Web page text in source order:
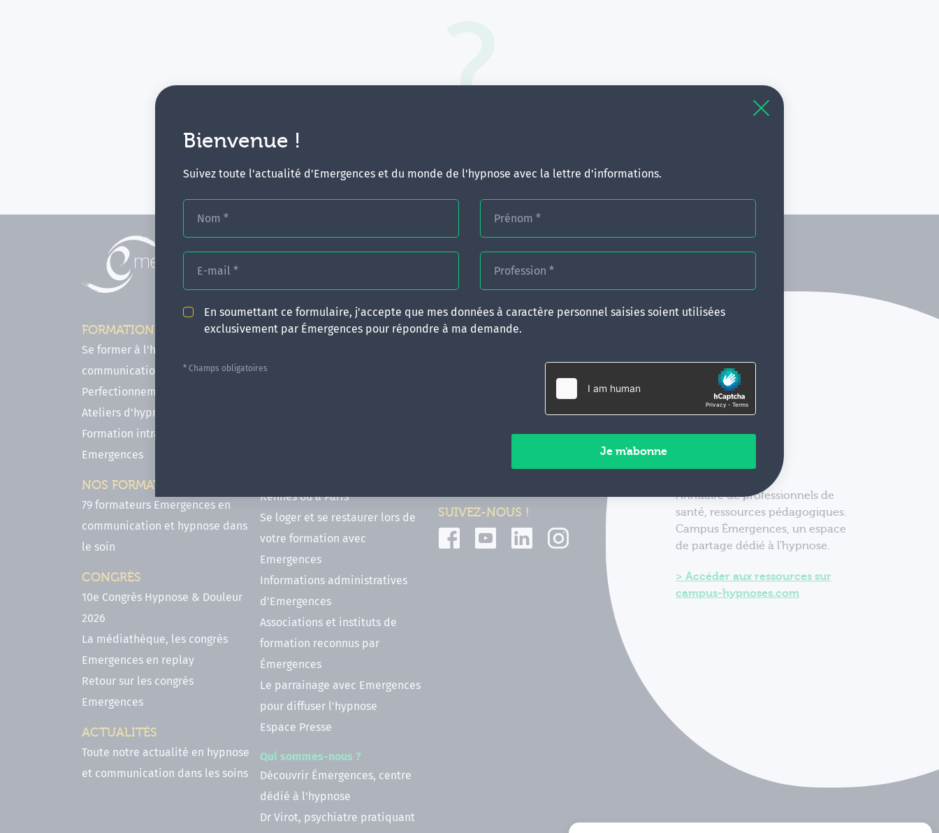
Bienvenue !
Suivez toute l'actualité d'Emergences et du monde de l'hypnose avec la lettre d'informations.
Nom * Prénom *
E-mail * Profession *
En soumettant ce formulaire, j'accepte que mes données à caractère personnel saisies soient utilisées
exclusivement par Émergences pour répondre à ma demande.
* Champs obligatoires
Aucune formation ne correspond à
FORMATIONS
Se former à l'hypnose, l'IMO & la
communication
Perfectionnements en Hypnose
Ateliers d'hypnose en ligne
Formation intra-établissement
Emergences
NOS FORMATEURS
79 formateurs Emergences en
communication et hypnose dans
le soin
CONGRÈS
10e Congrès Hypnose & Douleur
2026
La médiathèque, les congrès
Emergences en replay
Retour sur les congrès
Emergences
ACTUALITÉS
Toute notre actualité en hypnose
et communication dans les soins
INFOS PRATIQUES
en hypnose (FIF PL, CPF, DPC)
Rennes ou à Paris
Se loger et se restaurer lors de
votre formation avec
Emergences
Informations administratives
d'Emergences
Associations et instituts de
formation reconnus par
Émergences
Le parrainage avec Emergences
pour diffuser l'hypnose
Espace Presse
Qui sommes-nous ?
Découvrir Émergences, centre
dédié à l'hypnose
Dr Virot, psychiatre pratiquant
CONTACT
SUIVEZ-NOUS !
Annuaire de professionnels de
santé, ressources pédagogiques.
Campus Émergences, un espace
de partage dédié à l'hypnose.
Accéder aux ressources sur
campus-hypnoses.com